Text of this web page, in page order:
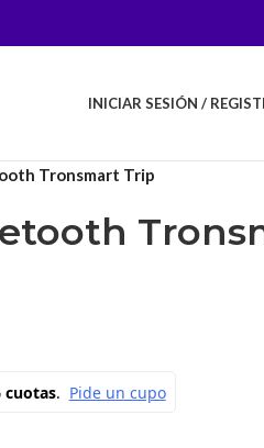
INICIAR SESIÓN /
Tronsmart Trip